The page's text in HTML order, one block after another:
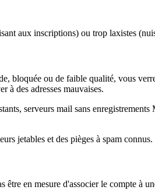
aux inscriptions) ou trop laxistes
bloquée ou de faible qualité, vous
à des adresses mauvaises.
serveurs mail sans enregistrements
jetables et des pièges à spam connus.
en mesure d'associer le compte à